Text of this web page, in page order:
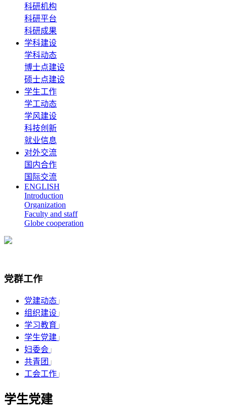
科研机构
科研平台
科研成果
学科建设
学科动态
博士点建设
硕士点建设
学生工作
学工动态
学风建设
科技创新
就业信息
对外交流
国内合作
国际交流
ENGLISH
Introduction
Organization
Faculty and staff
Globe cooperation
党群工作
党建动态 |
组织建设 |
学习教育 |
学生党建 |
妇委会 |
共青团 |
工会工作 |
学生党建